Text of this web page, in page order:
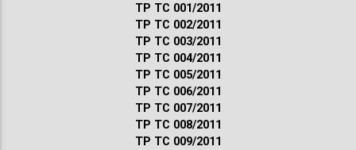
ТР ТС 001/2011
ТР ТС 002/2011
ТР ТС 003/2011
ТР ТС 004/2011
ТР ТС 005/2011
ТР ТС 006/2011
ТР ТС 007/2011
ТР ТС 008/2011
ТР ТС 009/2011